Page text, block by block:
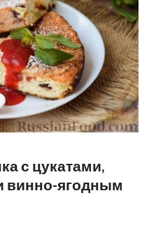
с цукатами,
винно-ягодным